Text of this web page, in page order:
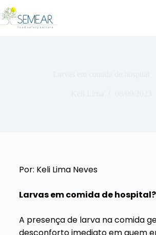
Por: Keli Lima Neves
Larvas em comida de hospital?
A presença de larva na comida